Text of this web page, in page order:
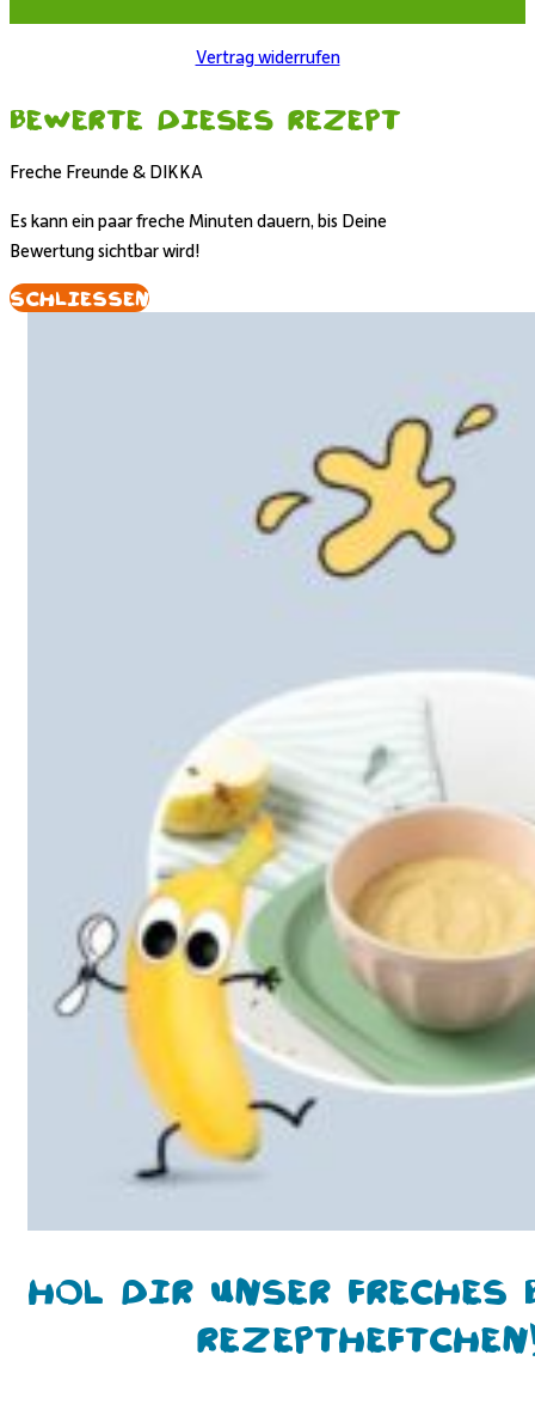
Vertrag widerrufen
Bewerte dieses Rezept
Freche Freunde & DIKKA
Es kann ein paar freche Minuten dauern, bis Deine
Bewertung sichtbar wird!
Schliessen
Hol Dir unser freches